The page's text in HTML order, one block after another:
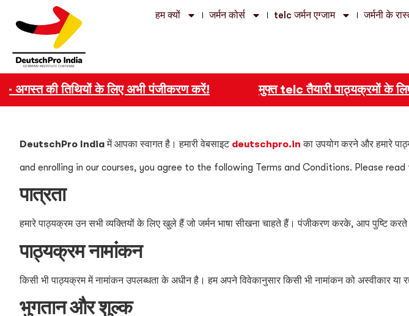
हम क्यों जर्मन कोर्स telc जर्मन एग्जाम जर्मनी के
की तिथियों के लिए अभी पंजीकरण करें! मुफ्त telc तैयारी पाठ्यक्रमों के
DeutschPro Indiaमें आपका स्वागत है। हमारी वेबसाइट deutschpro.in का उपयोग करने और हमारे
and enrolling in our courses, you agree to the following Terms and Conditions. Please
पात्रता
हमारे पाठ्यक्रम उन सभी व्यक्तियों के लिए खुले हैं जो जर्मन भाषा सीखना चाहते हैं। पंजीकरण करके, आप पुष्टि करते
पाठ्यक्रम नामांकन
किसी भी पाठ्यक्रम में नामांकन उपलब्धता के अधीन है। हम अपने विवेकानुसार किसी भी नामांकन को अस्वीकार या
भुगतान और शुल्क